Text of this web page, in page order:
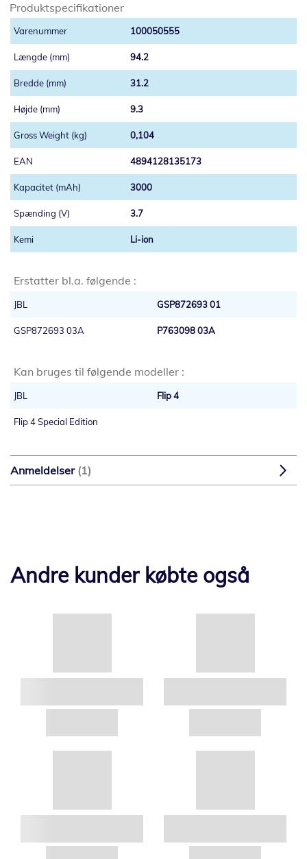
Produktspecifikationer
100050555
94.2
31.2
9.3
0,104
4894128135173
3000
3.7
Li-ion
Erstatter bl.a. følgende :
JBL GSP872693 01
GSP872693 03A P763098 03A
Kan bruges til følgende modeller :
JBL Flip 4
Flip 4 Special Edition
Anmeldelser 1
Andre kunder købte også